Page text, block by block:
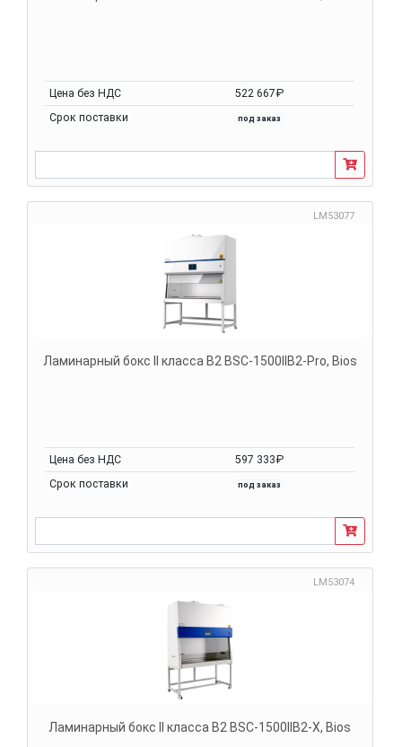
Цена без НДС
522 667₽
Срок поставки
под заказ
LM53077
Ламинарный бокс II класса B2 BSC-1500IIB2-Pro, Bios
Цена без НДС
597 333₽
Срок поставки
под заказ
LM53074
Ламинарный бокс II класса B2 BSC-1500IIB2-X, Bios